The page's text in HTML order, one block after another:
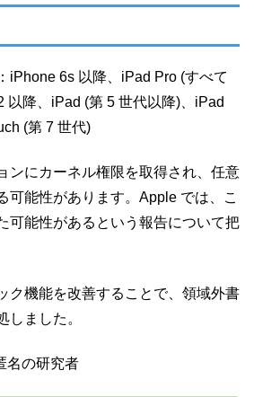
iPhone 6s 以降、iPad Pro (すべて
以降、iPad (第 5 世代以降)、iPad
(第 7 世代)
ンにカーネル権限を取得され、任意
可能性があります。Apple では、こ
可能性があるという報告について把
ク機能を改善することで、領域外書
しました。
名の研究者